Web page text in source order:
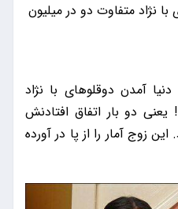
نژاد متفاوت دو در میلیون
آمدن دوقلوهای با نژاد
دو بار اتفاق افتادنش
زوج آمار را از پا در آورده